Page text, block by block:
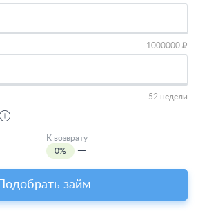
1000000 ₽
52 недели
К возврату
0%
—
Подобрать займ
показывать доходы.
взять микрозайм
доступные в Сургуте;
предложение;